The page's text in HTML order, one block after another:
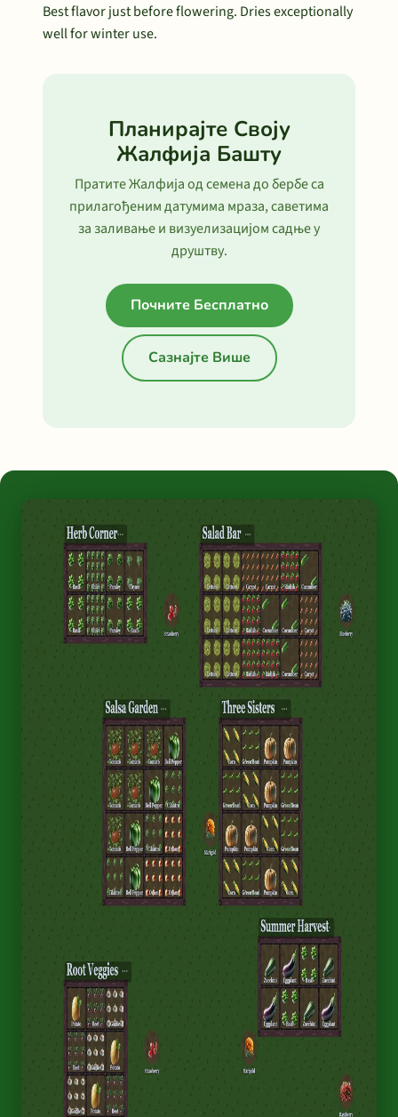
Best flavor just before flowering. Dries exceptionally
well for winter use.
Планирајте Своју
Жалфија Башту
Пратите Жалфија од семена до бербе са
прилагођеним датумима мраза, саветима
за заливање и визуелизацијом садње у
друштву.
Почните Бесплатно
Сазнајте Више